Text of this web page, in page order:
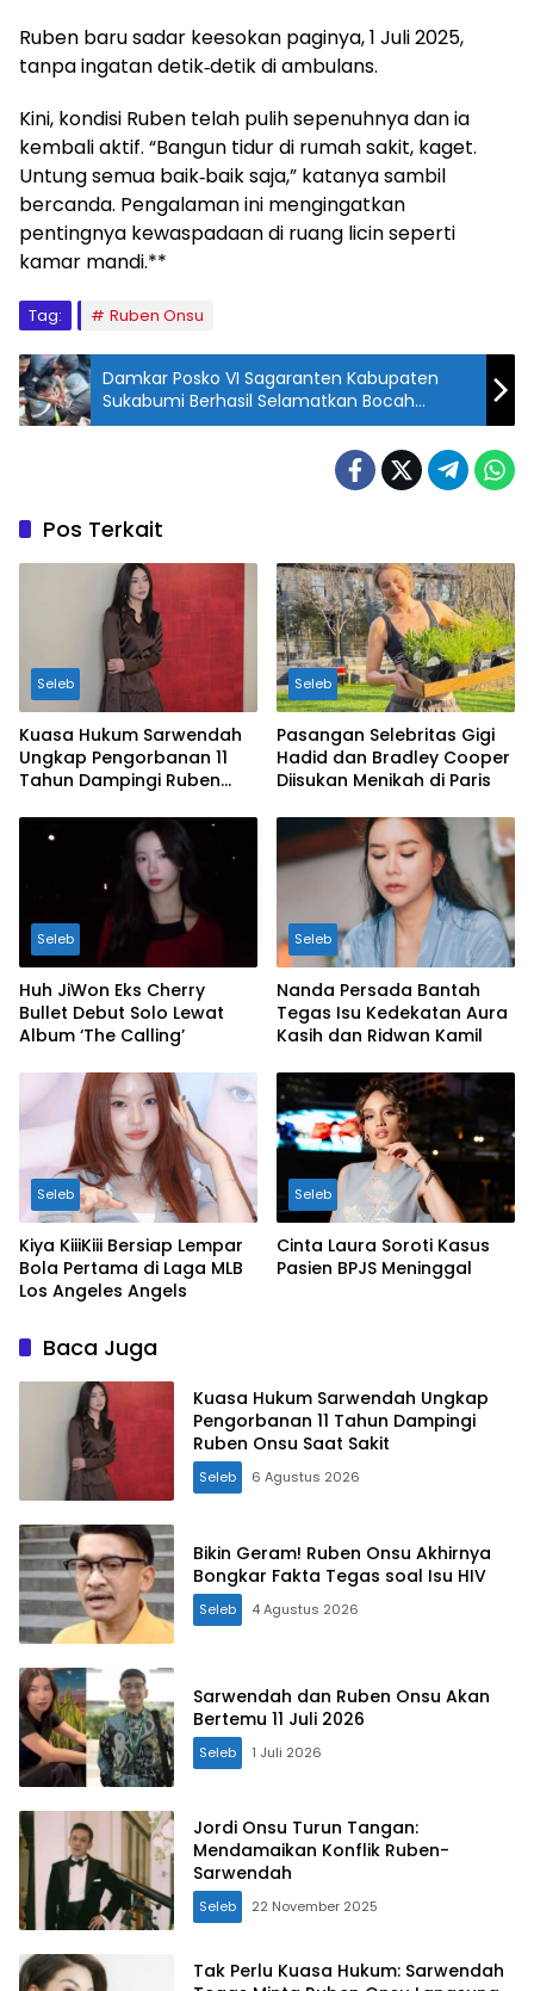
Ruben baru sadar keesokan paginya, 1 Juli 2025,
tanpa ingatan detik‑detik di ambulans.
Kini, kondisi Ruben telah pulih sepenuhnya dan ia
kembali aktif. “Bangun tidur di rumah sakit, kaget.
Untung semua baik‑baik saja,” katanya sambil
bercanda. Pengalaman ini mengingatkan
pentingnya kewaspadaan di ruang licin seperti
kamar mandi.**
Tag: Ruben Onsu
Damkar Posko VI Sagaranten Kabupaten
Sukabumi Berhasil Selamatkan Bocah
Kedalam Sumur
Pos Terkait
Seleb
Kuasa Hukum Sarwendah
Ungkap Pengorbanan 11
Tahun Dampingi Ruben
Seleb
Pasangan Selebritas Gigi
Hadid dan Bradley Cooper
Diisukan Menikah di Paris
Seleb
Huh JiWon Eks Cherry
Bullet Debut Solo Lewat
Album ‘The Calling’
Seleb
Nanda Persada Bantah
Tegas Isu Kedekatan Aura
Kasih dan Ridwan Kamil
Seleb
Kiya KiiiKiii Bersiap Lempar
Bola Pertama di Laga MLB
Los Angeles Angels
Seleb
Cinta Laura Soroti Kasus
Pasien BPJS Meninggal
Baca Juga
Kuasa Hukum Sarwendah Ungkap
Pengorbanan 11 Tahun Dampingi
Ruben Onsu Saat Sakit
Seleb 6 Agustus 2026
Bikin Geram! Ruben Onsu Akhirnya
Bongkar Fakta Tegas soal Isu HIV
Seleb 4 Agustus 2026
Sarwendah dan Ruben Onsu Akan
Bertemu 11 Juli 2026
Seleb 1 Juli 2026
Jordi Onsu Turun Tangan:
Mendamaikan Konflik Ruben-
Sarwendah
Seleb 22 November 2025
Tak Perlu Kuasa Hukum: Sarwendah